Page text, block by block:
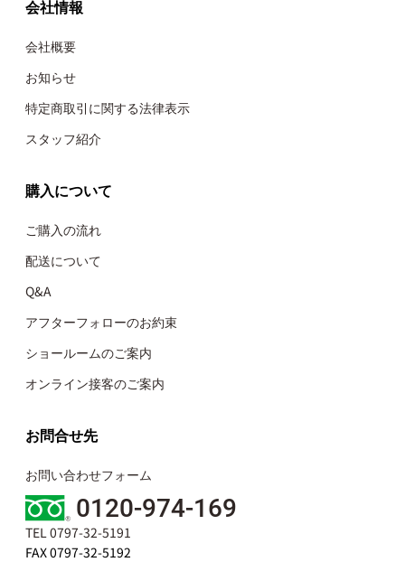
会社情報
会社概要
お知らせ
特定商取引に関する法律表示
スタッフ紹介
購入について
ご購入の流れ
配送について
Q&A
アフターフォローのお約束
ショールームのご案内
オンライン接客のご案内
お問合せ先
お問い合わせフォーム
0120-974-169
TEL 0797-32-5191
FAX 0797-32-5192